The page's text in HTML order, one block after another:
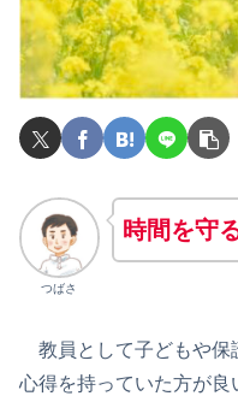
つばさ
時間を守
教員として子どもや保
心得を持っていた方が良